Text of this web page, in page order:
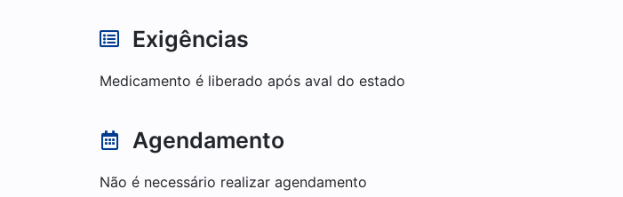
Exigências
Medicamento é liberado após aval do estado
Agendamento
Não é necessário realizar agendamento